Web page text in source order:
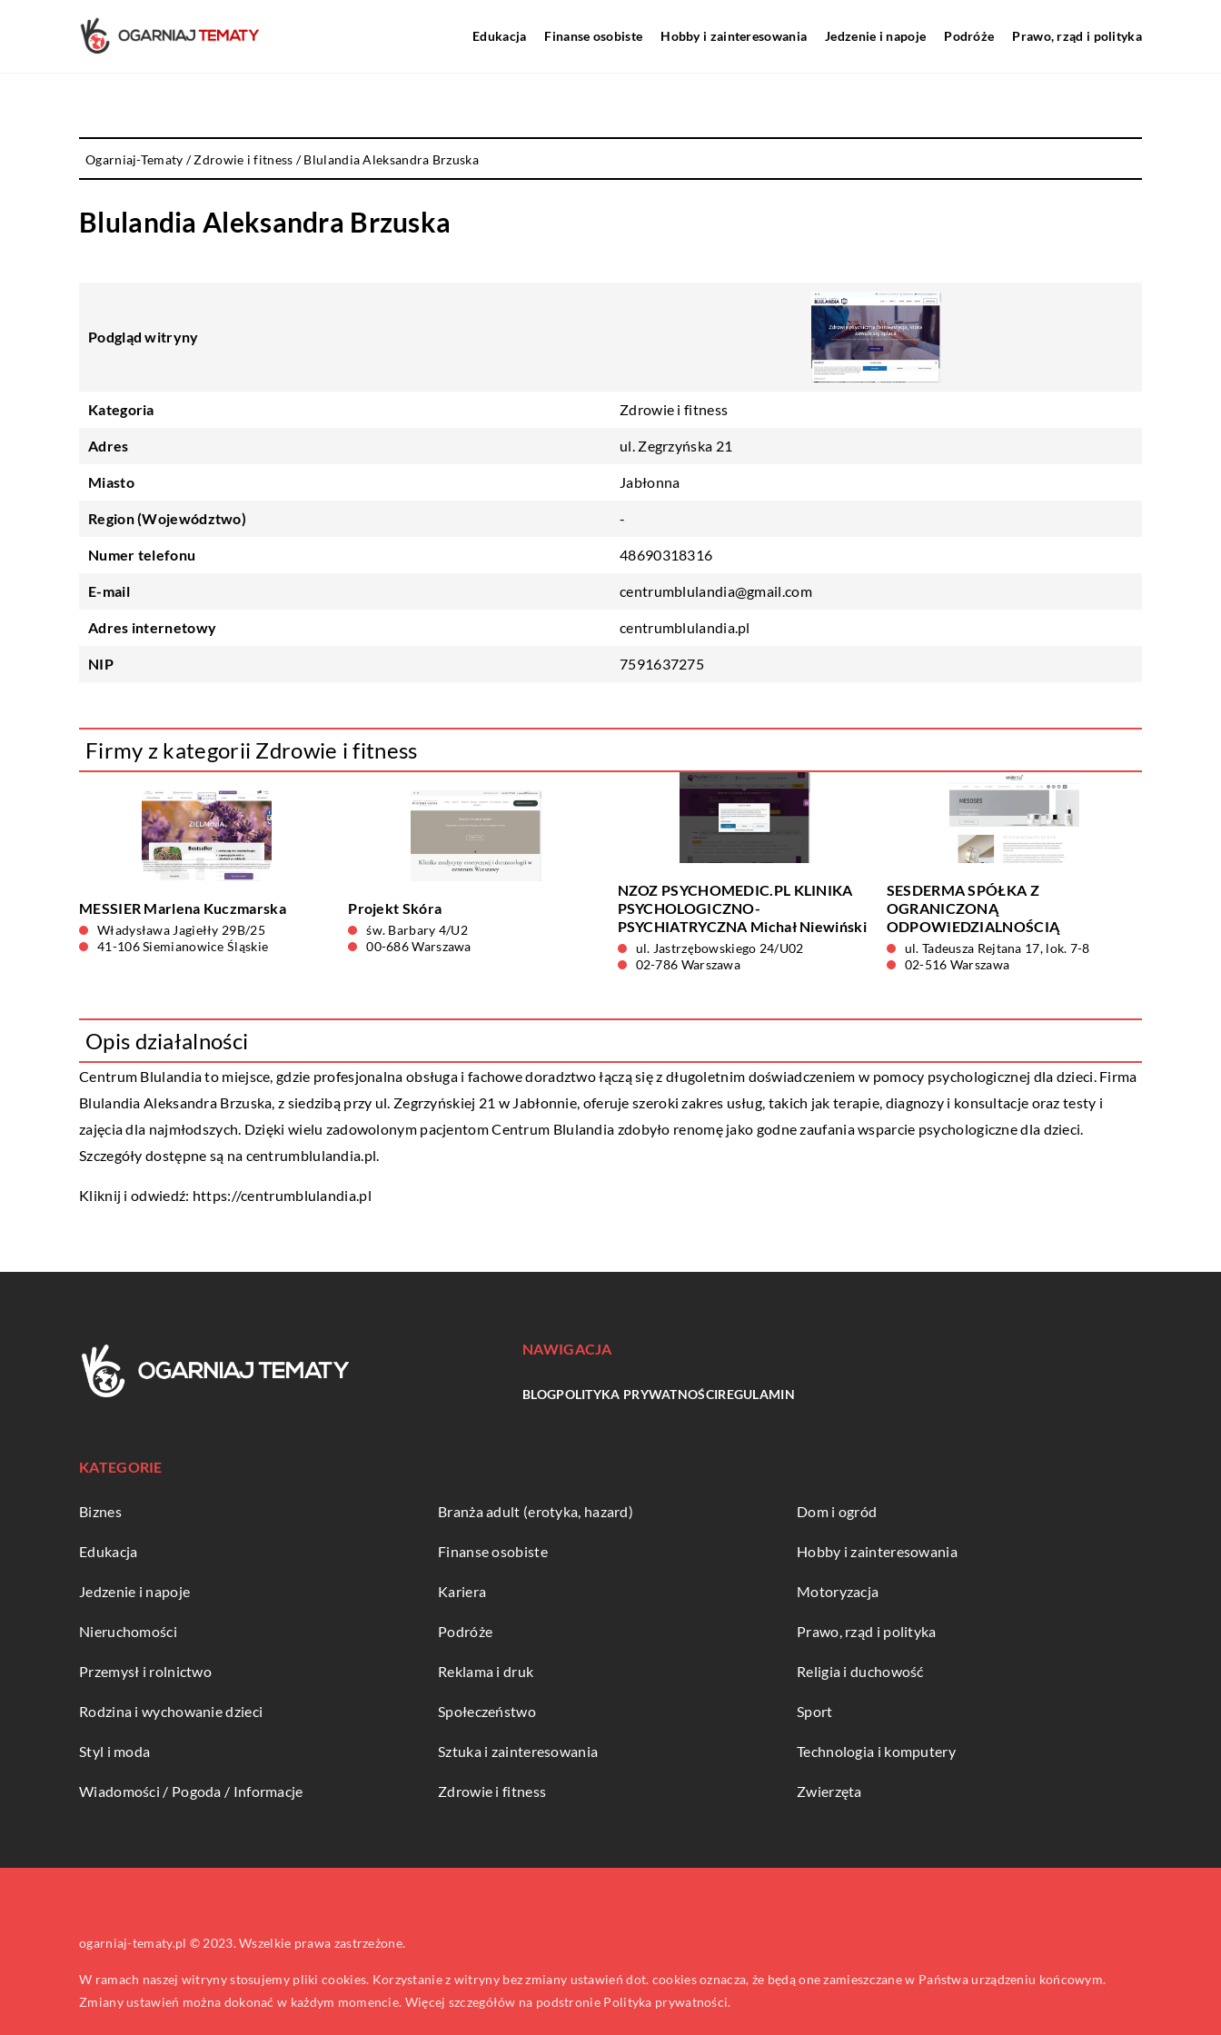
Edukacja Finanse osobiste Hobby i zainteresowania Jedzenie i napoje Podróże Prawo, rząd i polityka
Ogarniaj-Tematy /Zdrowie i fitness /Blulandia Aleksandra Brzuska
Blulandia Aleksandra Brzuska
Podgląd witryny
Kategoria Zdrowie i fitness
Adres ul. Zegrzyńska 21
Miasto Jabłonna
Region (Województwo) -
Numer telefonu 48690318316
E-mail centrumblulandia@gmail.com
Adres internetowy centrumblulandia.pl
NIP 7591637275
Firmy z kategorii Zdrowie i fitness
MESSIER Marlena Kuczmarska
Władysława Jagiełły 29B/25
41-106 Siemianowice Śląskie
Projekt Skóra
św. Barbary 4/U2
00-686 Warszawa
NZOZ PSYCHOMEDIC.PL KLINIKA
PSYCHOLOGICZNO-
PSYCHIATRYCZNA Michał Niewiński
ul. Jastrzębowskiego 24/U02
02-786 Warszawa
SESDERMA SPÓŁKA Z
OGRANICZONĄ
ODPOWIEDZIALNOŚCIĄ
ul. Tadeusza Rejtana 17, lok. 7-8
02-516 Warszawa
Opis działalności
Centrum Blulandia to miejsce, gdzie profesjonalna obsługa i fachowe doradztwo łączą się z długoletnim doświadczeniem w pomocy psychologicznej dla dzieci. Firma
Blulandia Aleksandra Brzuska, z siedzibą przy ul. Zegrzyńskiej 21 w Jabłonnie, oferuje szeroki zakres usług, takich jak terapie, diagnozy i konsultacje oraz testy i
zajęcia dla najmłodszych. Dzięki wielu zadowolonym pacjentom Centrum Blulandia zdobyło renomę jako godne zaufania wsparcie psychologiczne dla dzieci.
Szczegóły dostępne są na centrumblulandia.pl.
Kliknij i odwiedź: https://centrumblulandia.pl
NAWIGACJA
BLOGPOLITYKA PRYWATNOŚCIREGULAMIN
KATEGORIE
Biznes Branża adult (erotyka, hazard) Dom i ogród
Edukacja Finanse osobiste Hobby i zainteresowania
Jedzenie i napoje Kariera Motoryzacja
Nieruchomości Podróże Prawo, rząd i polityka
Przemysł i rolnictwo Reklama i druk Religia i duchowość
Rodzina i wychowanie dzieci Społeczeństwo Sport
Styl i moda Sztuka i zainteresowania Technologia i komputery
Wiadomości / Pogoda / Informacje Zdrowie i fitness Zwierzęta
ogarniaj-tematy.pl © 2023. Wszelkie prawa zastrzeżone.
W ramach naszej witryny stosujemy pliki cookies. Korzystanie z witryny bez zmiany ustawień dot. cookies oznacza, że będą one zamieszczane w Państwa urządzeniu końcowym.
Zmiany ustawień można dokonać w każdym momencie. Więcej szczegółów na podstronie Polityka prywatności.